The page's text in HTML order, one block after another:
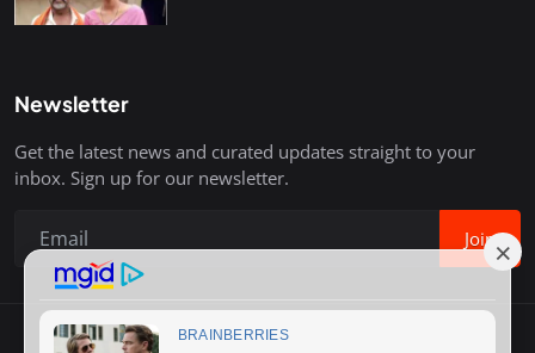
Newsletter
Get the latest news and curated updates straight to your
inbox. Sign up for our newsletter.
Join